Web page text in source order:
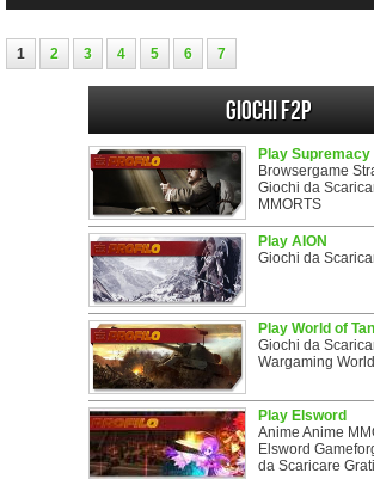
1 2 3 4 5 6 7
Giochi F2P
Play Supremacy
Browsergame
Giochi da
MMORTS
Play AION
Giochi da
Play World of
Giochi da
Wargaming
Play Elsword
Anime Anime
Elsword
da Scaricare